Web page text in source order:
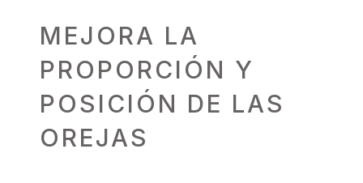
MEJORA LA
PROPORCIÓN Y
POSICIÓN DE LAS
OREJAS